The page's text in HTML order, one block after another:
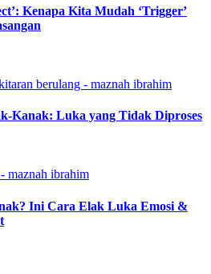
Kenapa Kita Mudah ‘Trigger’
Kanak: Luka yang Tidak Diproses
Ini Cara Elak Luka Emosi &